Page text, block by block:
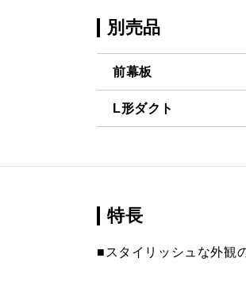
別売品
前幕板
L形ダクト
特長
■スタイリッシュな外観